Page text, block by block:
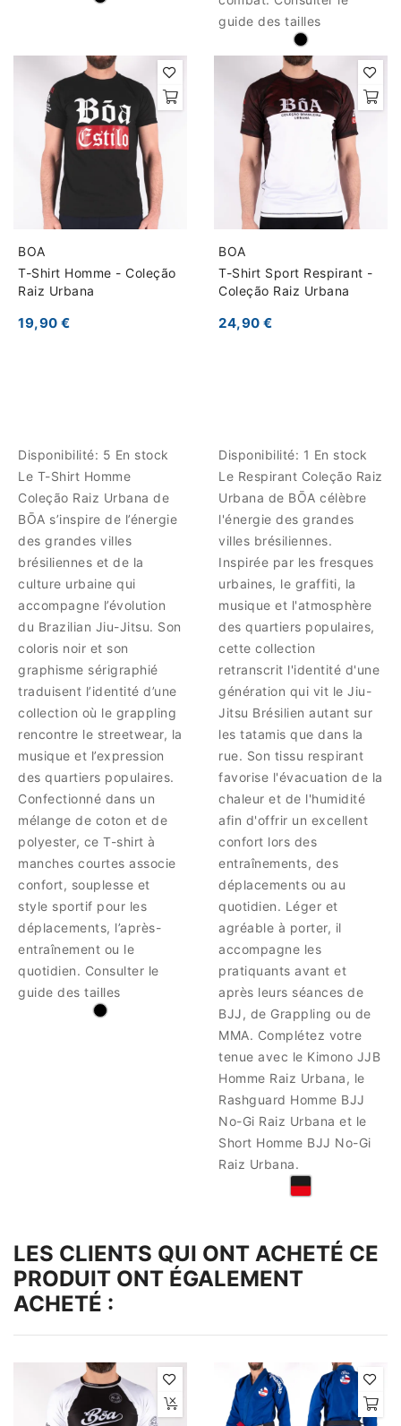
guide des tailles
BOA
T-Shirt Homme - Coleção
Raiz Urbana
19,90 €
Disponibilité: 5 En stock
Le T-Shirt Homme
Coleção Raiz Urbana de
BŌA s’inspire de l’énergie
des grandes villes
brésiliennes et de la
culture urbaine qui
accompagne l’évolution
du Brazilian Jiu-Jitsu. Son
coloris noir et son
graphisme sérigraphié
traduisent l’identité d’une
collection où le grappling
rencontre le streetwear, la
musique et l’expression
des quartiers populaires.
Confectionné dans un
mélange de coton et de
polyester, ce T-shirt à
manches courtes associe
confort, souplesse et
style sportif pour les
déplacements, l’après-
entraînement ou le
quotidien. Consulter le
guide des tailles
BOA
T-Shirt Sport Respirant -
Coleção Raiz Urbana
24,90 €
Disponibilité: 1 En stock
Le Respirant Coleção Raiz
Urbana de BŌA célèbre
l'énergie des grandes
villes brésiliennes.
Inspirée par les fresques
urbaines, le graffiti, la
musique et l'atmosphère
des quartiers populaires,
cette collection
retranscrit l'identité d'une
génération qui vit le Jiu-
Jitsu Brésilien autant sur
les tatamis que dans la
rue. Son tissu respirant
favorise l'évacuation de la
chaleur et de l'humidité
afin d'offrir un excellent
confort lors des
entraînements, des
déplacements ou au
quotidien. Léger et
agréable à porter, il
accompagne les
pratiquants avant et
après leurs séances de
BJJ, de Grappling ou de
MMA. Complétez votre
tenue avec le Kimono JJB
Homme Raiz Urbana, le
Rashguard Homme BJJ
No-Gi Raiz Urbana et le
Short Homme BJJ No-Gi
Raiz Urbana.
LES CLIENTS QUI ONT ACHETÉ CE
PRODUIT ONT ÉGALEMENT
ACHETÉ :